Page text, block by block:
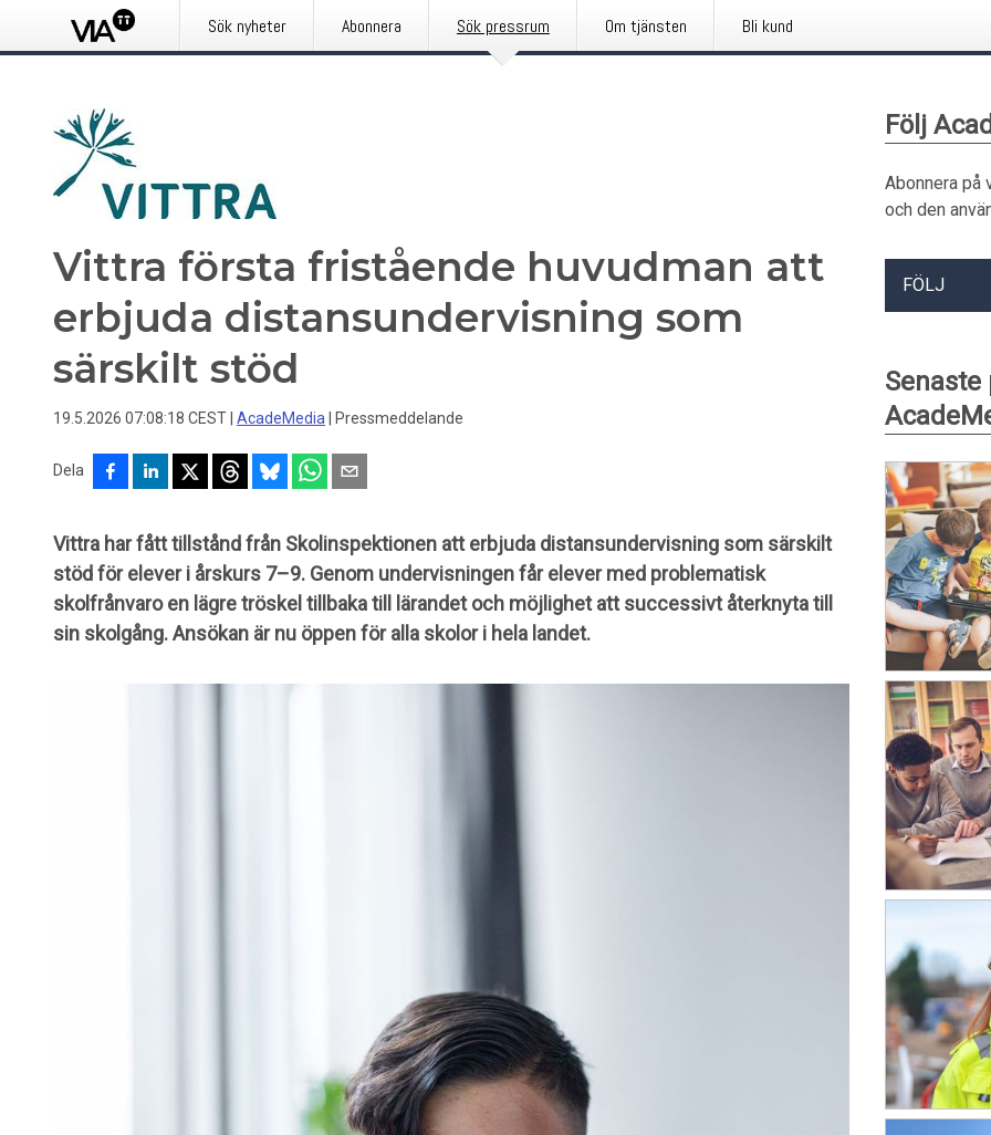
Sök nyheter Abonnera Sök pressrum Om tjänsten Bli kund
Vittra första fristående huvudman att
erbjuda distansundervisning som
särskilt stöd
19.5.2026 07:08:18 CEST AcadeMedia Pressmeddelande
Dela
Vittra har fått tillstånd från Skolinspektionen att erbjuda distansundervisning som särskilt
stöd för elever i årskurs 7–9. Genom undervisningen får elever med problematisk
skolfrånvaro en lägre tröskel tillbaka till lärandet och möjlighet att successivt återknyta till
sin skolgång. Ansökan är nu öppen för alla skolor i hela landet.
Följ
Abonnera på
och den
FÖLJ